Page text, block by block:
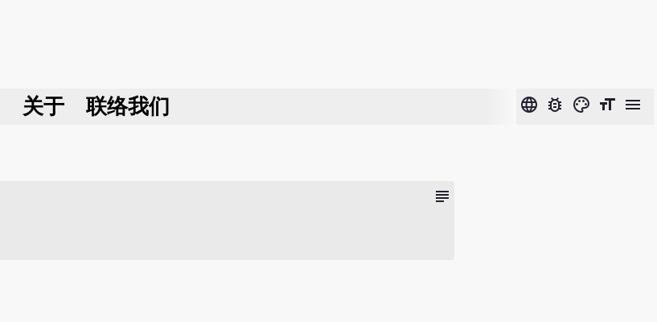
关于 联络我们 language bug_report color_lens format_size menu
subject